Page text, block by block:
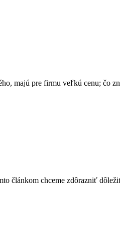
majú pre firmu veľkú cenu; čo
článkom chceme zdôrazniť